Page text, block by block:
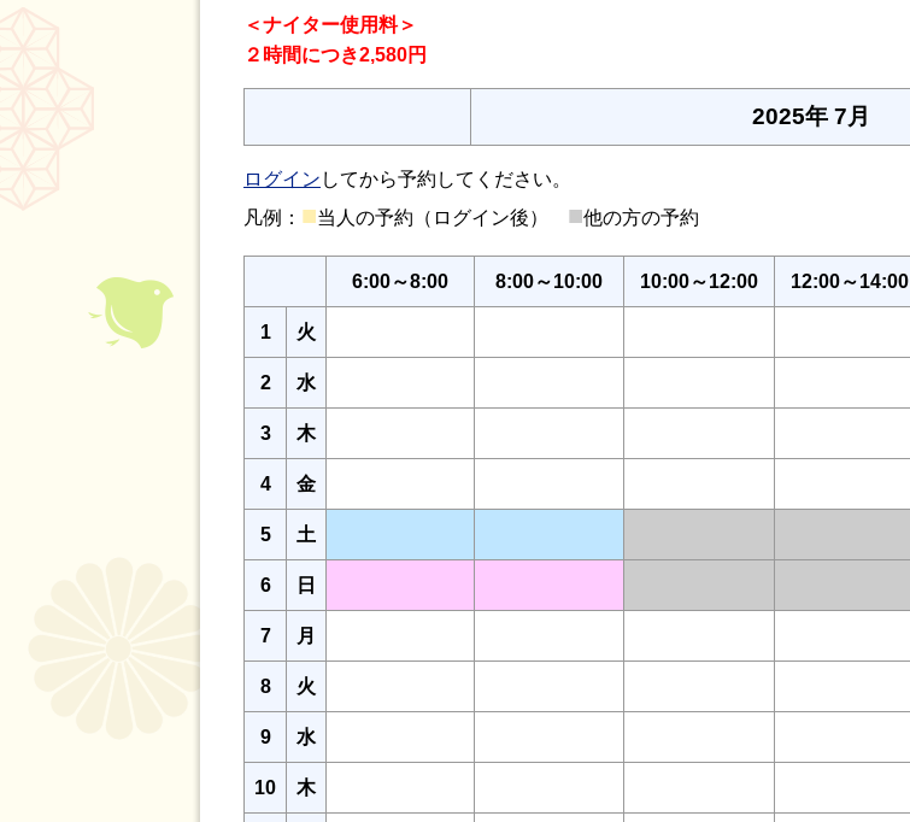
＜ナイター使用料＞
２時間につき2,580円
2025年 7月
ログイン してから予約してください。
凡例： ■当人の予約（ログイン後） ■他の方の予約
6:00～8:00 8:00～10:00 10:00～12:00 12:00～14:00
1 火
2 水
3 木
4 金
5 土
6 日
7 月
8 火
9 水
10 木